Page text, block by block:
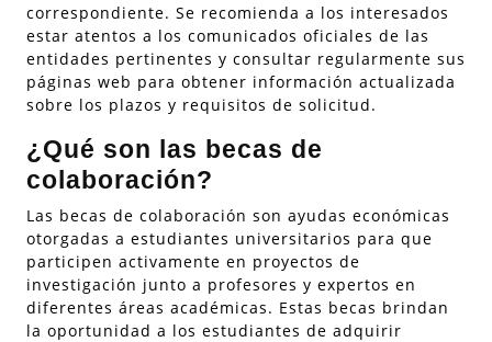
correspondiente. Se recomienda a los interesados
estar atentos a los comunicados oficiales de las
entidades pertinentes y consultar regularmente sus
páginas web para obtener información actualizada
sobre los plazos y requisitos de solicitud.
¿Qué son las becas de
colaboración?
Las becas de colaboración son ayudas económicas
otorgadas a estudiantes universitarios para que
participen activamente en proyectos de
investigación junto a profesores y expertos en
diferentes áreas académicas. Estas becas brindan
la oportunidad a los estudiantes de adquirir